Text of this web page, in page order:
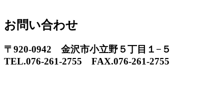
お問い合わせ
〒920-0942 金沢市小立野５丁目１−５
TEL.076-261-2755 FAX.076-261-2755